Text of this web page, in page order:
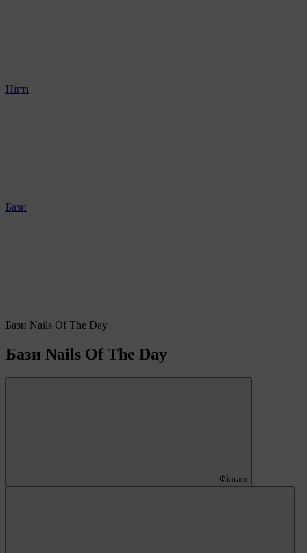
Нігті
Бази
Бази Nails Of The Day
Бази Nails Of The Day
Фільтр